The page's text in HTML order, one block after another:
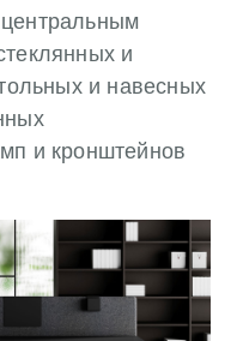
и
и навесных
и кронштейнов